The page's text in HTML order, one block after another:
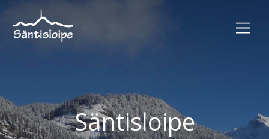
Säntisloipe